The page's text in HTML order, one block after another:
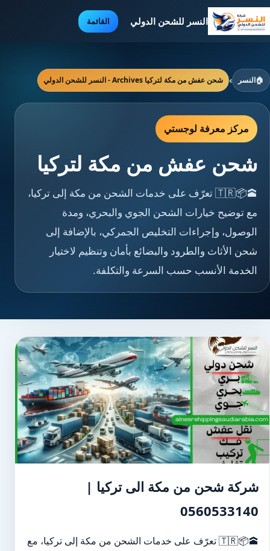
النسر للشحن الدولي القائمة
🏠النسر › شحن عفش من مكة لتركيا Archives - النسر للشحن الدولي
مركز معرفة لوجستي
شحن عفش من مكة لتركيا
🕋📦🇹🇷 تعرّف على خدمات الشحن من مكة إلى تركيا،
مع توضيح خيارات الشحن الجوي والبحري، ومدة
الوصول، وإجراءات التخليص الجمركي، بالإضافة إلى
شحن الأثاث والطرود والبضائع بأمان وتنظيم لاختيار
الخدمة الأنسب حسب السرعة والتكلفة.
شركة شحن من مكة الى تركيا |
0560533140
🕋📦🇹🇷 تعرّف على خدمات الشحن من مكة إلى تركيا، مع